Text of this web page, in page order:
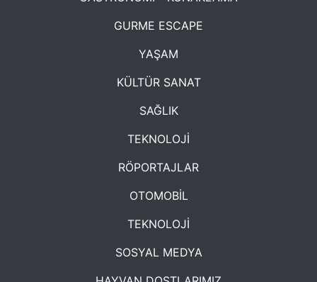
GURME ESCAPE
YAŞAM
KÜLTÜR SANAT
SAĞLIK
TEKNOLOJİ
RÖPORTAJLAR
OTOMOBİL
TEKNOLOJİ
SOSYAL MEDYA